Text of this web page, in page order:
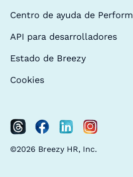
Centro de ayuda de Perform
API para desarrolladores
Estado de Breezy
Cookies
©2026 Breezy HR, Inc.